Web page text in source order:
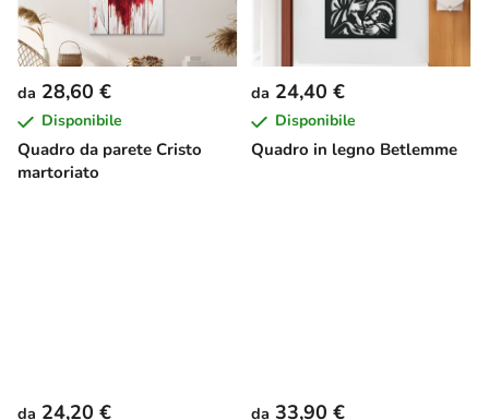
Quadro da parete Cristo
martoriato
da 28,60 €
Disponibile
Quadro in legno Betlemme
da 24,40 €
Disponibile
da 24,20 € da 33,90 €